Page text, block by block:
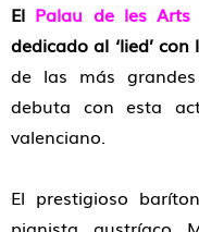
El Palau de les Arts
dedicado al ‘lied’
de las más
debuta con esta
valenciano.
El prestigioso